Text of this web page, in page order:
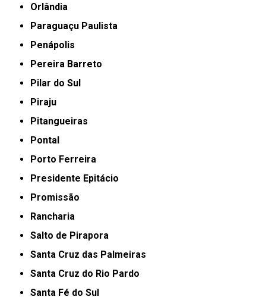
Orlândia
Paraguaçu Paulista
Penápolis
Pereira Barreto
Pilar do Sul
Piraju
Pitangueiras
Pontal
Porto Ferreira
Presidente Epitácio
Promissão
Rancharia
Salto de Pirapora
Santa Cruz das Palmeiras
Santa Cruz do Rio Pardo
Santa Fé do Sul